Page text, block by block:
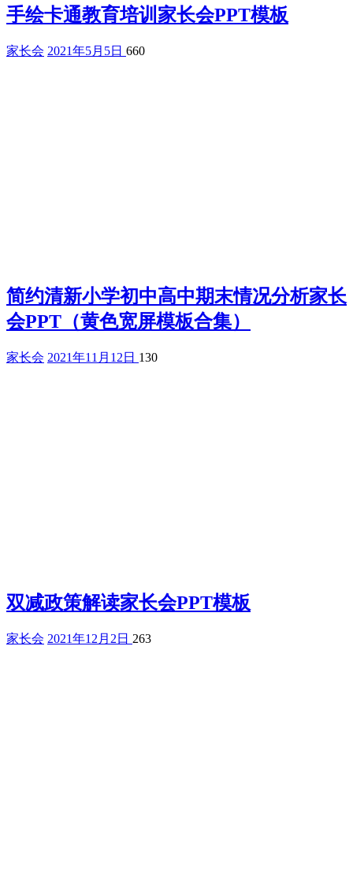
手绘卡通教育培训家长会PPT模板
家长会 2021年5月5日 660
简约清新小学初中高中期末情况分析家长
会PPT（黄色宽屏模板合集）
家长会 2021年11月12日 130
双减政策解读家长会PPT模板
家长会 2021年12月2日 263